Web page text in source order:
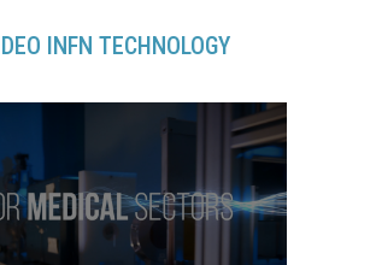
INFN TECHNOLOGY
Guarda il video